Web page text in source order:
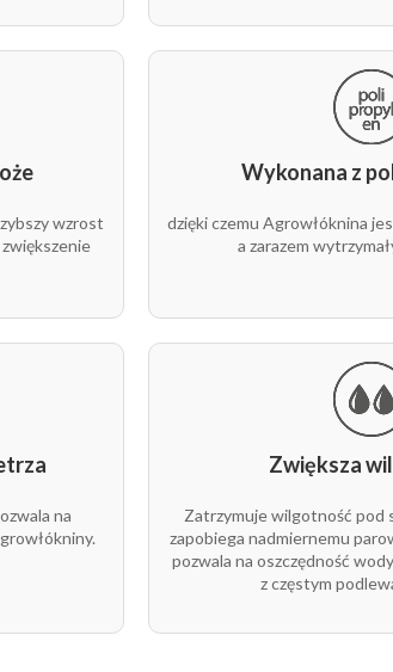
(np. ogórki, cukinia)
wzrost
Wykonana z
dzięki czemu Agrowłóknina
a zarazem
na
Zwiększa
Zatrzymuje wilgotność pod
zapobiega nadmiernemu
pozwala na oszczędność
z częstym